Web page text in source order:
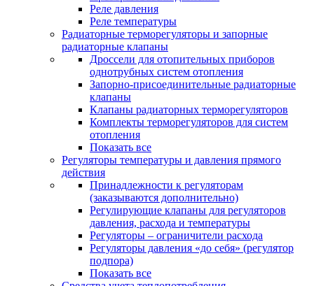
Реле давления
Реле температуры
Радиаторные терморегуляторы и запорные
радиаторные клапаны
Дроссели для отопительных приборов
однотрубных систем отопления
Запорно-присоединительные радиаторные
клапаны
Клапаны радиаторных терморегуляторов
Комплекты терморегуляторов для систем
отопления
Показать все
Регуляторы температуры и давления прямого
действия
Принадлежности к регуляторам
(заказываются дополнительно)
Регулирующие клапаны для регуляторов
давления, расхода и температуры
Регуляторы – ограничители расхода
Регуляторы давления «до себя» (регулятор
подпора)
Показать все